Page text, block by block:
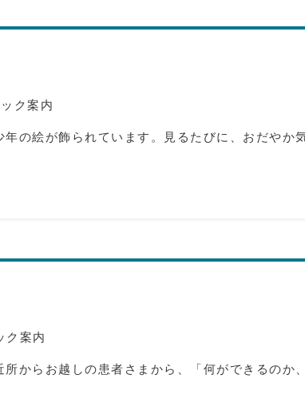
ク案内
年の絵が飾られています。見るたびに、おだやか
ク案内
所からお越しの患者さまから、「何ができるのか